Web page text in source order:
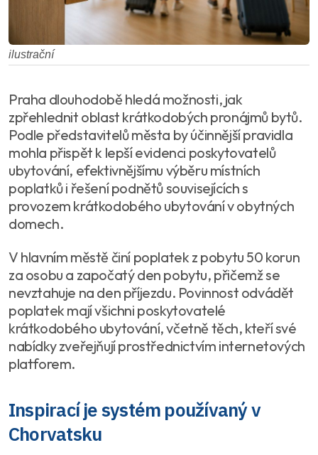
ilustrační
Praha dlouhodobě hledá možnosti, jak
zpřehlednit oblast krátkodobých pronájmů bytů.
Podle představitelů města by účinnější pravidla
mohla přispět k lepší evidenci poskytovatelů
ubytování, efektivnějšímu výběru místních
poplatků i řešení podnětů souvisejících s
provozem krátkodobého ubytování v obytných
domech.
V hlavním městě činí poplatek z pobytu 50 korun
za osobu a započatý den pobytu, přičemž se
nevztahuje na den příjezdu. Povinnost odvádět
poplatek mají všichni poskytovatelé
krátkodobého ubytování, včetně těch, kteří své
nabídky zveřejňují prostřednictvím internetových
platforem.
Inspirací je systém používaný v
Chorvatsku